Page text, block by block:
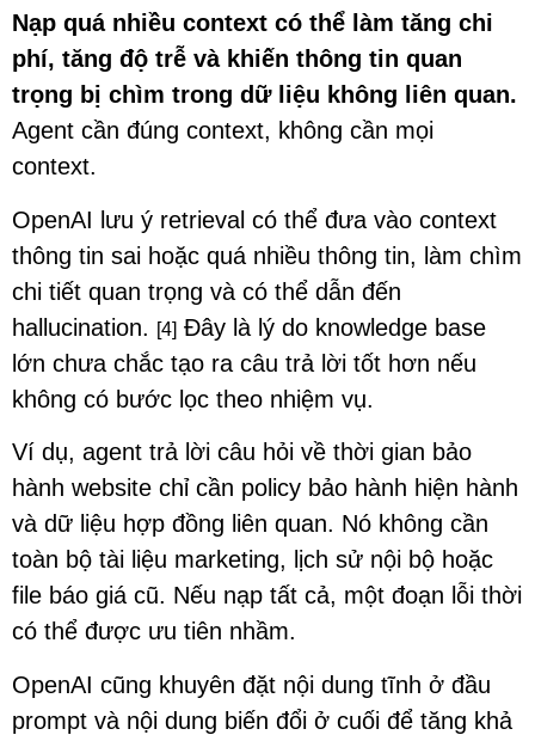
Nạp quá nhiều context có thể làm tăng chi
phí, tăng độ trễ và khiến thông tin quan
trọng bị chìm trong dữ liệu không liên quan.
Agent cần đúng context, không cần mọi
context.
OpenAI lưu ý retrieval có thể đưa vào context
thông tin sai hoặc quá nhiều thông tin, làm chìm
chi tiết quan trọng và có thể dẫn đến
hallucination. [4] Đây là lý do knowledge base
lớn chưa chắc tạo ra câu trả lời tốt hơn nếu
không có bước lọc theo nhiệm vụ.
Ví dụ, agent trả lời câu hỏi về thời gian bảo
hành website chỉ cần policy bảo hành hiện hành
và dữ liệu hợp đồng liên quan. Nó không cần
toàn bộ tài liệu marketing, lịch sử nội bộ hoặc
file báo giá cũ. Nếu nạp tất cả, một đoạn lỗi thời
có thể được ưu tiên nhầm.
OpenAI cũng khuyên đặt nội dung tĩnh ở đầu
prompt và nội dung biến đổi ở cuối để tăng khả